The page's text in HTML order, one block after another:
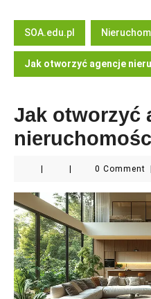
SOA.edu.pl
Jak otworzyć agencje
Jak otworzyć
0 Comment